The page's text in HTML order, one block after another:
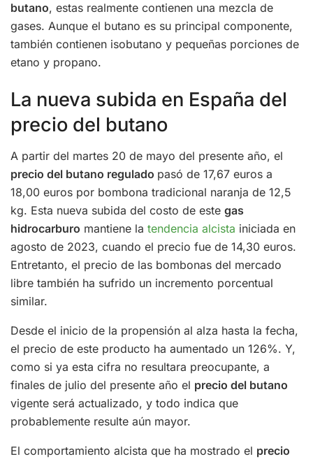
butano, estas realmente contienen una mezcla de
gases. Aunque el butano es su principal componente,
también contienen isobutano y pequeñas porciones de
etano y propano.
La nueva subida en España del
precio del butano
A partir del martes 20 de mayo del presente año, el
precio del butano regulado pasó de 17,67 euros a
18,00 euros por bombona tradicional naranja de 12,5
kg. Esta nueva subida del costo de este gas
hidrocarburo mantiene la tendencia alcista iniciada en
agosto de 2023, cuando el precio fue de 14,30 euros.
Entretanto, el precio de las bombonas del mercado
libre también ha sufrido un incremento porcentual
similar.
Desde el inicio de la propensión al alza hasta la fecha,
el precio de este producto ha aumentado un 126%. Y,
como si ya esta cifra no resultara preocupante, a
finales de julio del presente año el precio del butano
vigente será actualizado, y todo indica que
probablemente resulte aún mayor.
El comportamiento alcista que ha mostrado el precio